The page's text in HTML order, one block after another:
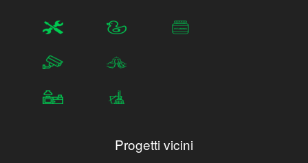
Progetti vicini